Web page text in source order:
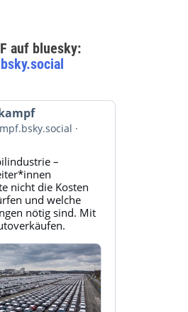
auf bluesky:
–
nicht die Kosten
und welche
nötig sind. Mit